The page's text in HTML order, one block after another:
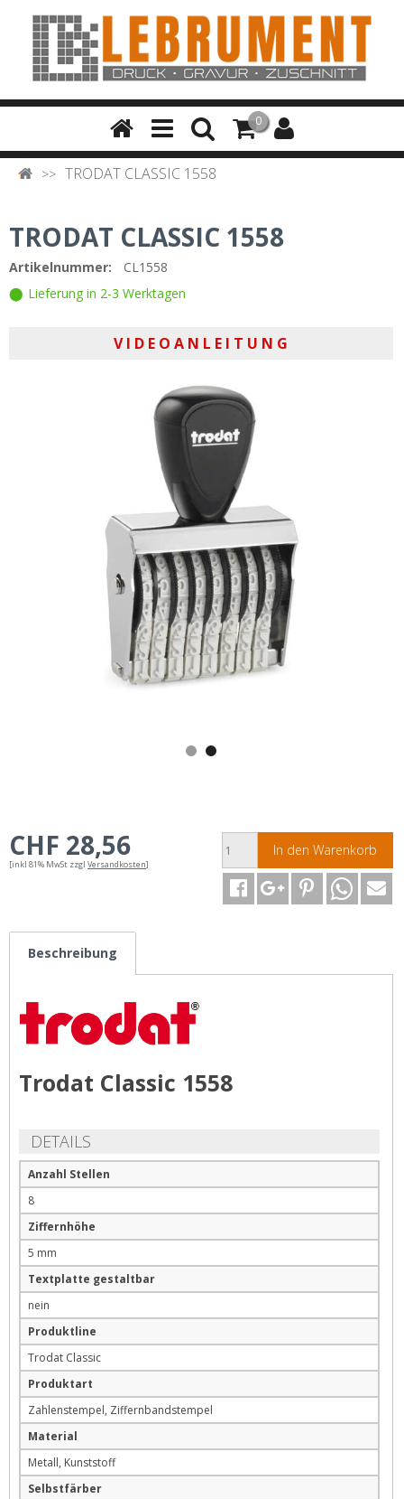
0
TRODAT CLASSIC 1558
TRODAT CLASSIC 1558
Artikelnummer:
CL1558
Lieferung in 2-3 Werktagen
V I D E O A N L E I T U N G
CHF 28,56
[inkl 81% MwSt zzgl Versandkosten]
In den Warenkorb
Beschreibung
Trodat Classic 1558
DETAILS
Anzahl Stellen
8
Ziffernhöhe
5 mm
Textplatte gestaltbar
nein
Produktline
Trodat Classic
Produktart
Zahlenstempel, Ziffernbandstempel
Material
Metall, Kunststoff
Selbstfärber